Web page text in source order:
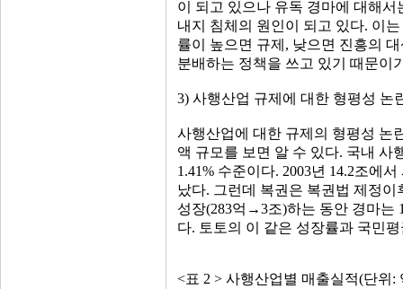
이 되고 있으나 유독 경마에 대해
내지 침체의 원인이 되고 있다. 이
률이 높으면 규제, 낮으면 진흥의
분배하는 정책을 쓰고 있기 때문이
3) 사행산업 규제에 대한 형평성 논
사행산업에 대한 규제의 형평성 논
액 규모를 보면 알 수 있다. 국내 사
1.41% 수준이다. 2003년 14.2조에
났다. 그런데 복권은 복권법 제정
성장(283억→3조)하는 동안 경마는
다. 토토의 이 같은 성장률과 국민
<표 2 > 사행산업별 매출실적(단위: